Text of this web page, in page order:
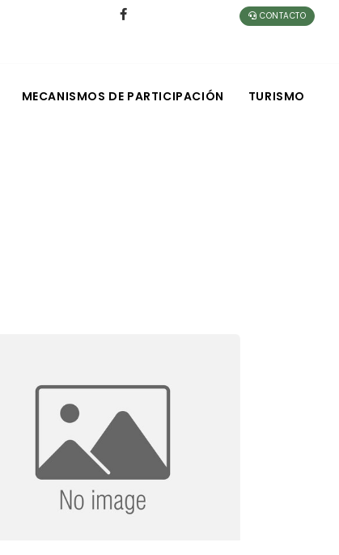
CONTACTO
MECANISMOS DE PARTICIPACIÓN TURISMO